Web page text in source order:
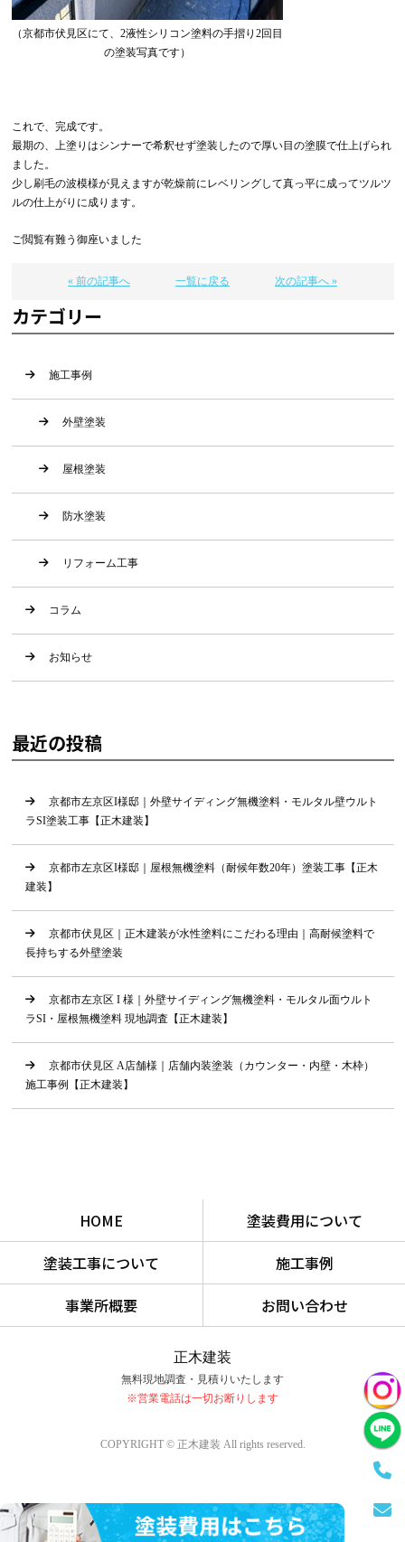
（京都市伏見区にて、2液性シリコン塗料の手摺り2回目
の塗装写真です）
これで、完成です。
最期の、上塗りはシンナーで希釈せず塗装したので厚い目の塗膜で仕上げられ
ました。
少し刷毛の波模様が見えますが乾燥前にレベリングして真っ平に成ってツルツ
ルの仕上がりに成ります。
ご閲覧有難う御座いました
« 前の記事へ 一覧に戻る 次の記事へ »
カテゴリー
施工事例
外壁塗装
屋根塗装
防水塗装
リフォーム工事
コラム
お知らせ
最近の投稿
京都市左京区I様邸｜外壁サイディング無機塗料・モルタル壁ウルト
ラSI塗装工事【正木建装】
京都市左京区I様邸｜屋根無機塗料（耐候年数20年）塗装工事【正木
建装】
京都市伏見区｜正木建装が水性塗料にこだわる理由｜高耐候塗料で
長持ちする外壁塗装
京都市左京区 I 様｜外壁サイディング無機塗料・モルタル面ウルト
ラSI・屋根無機塗料 現地調査【正木建装】
京都市伏見区 A店舗様｜店舗内装塗装（カウンター・内壁・木枠）
施工事例【正木建装】
HOME
塗装費用について
塗装工事について
施工事例
事業所概要
お問い合わせ
正木建装
無料現地調査・見積りいたします
※営業電話は一切お断りします
COPYRIGHT © 正木建装 All rights reserved.